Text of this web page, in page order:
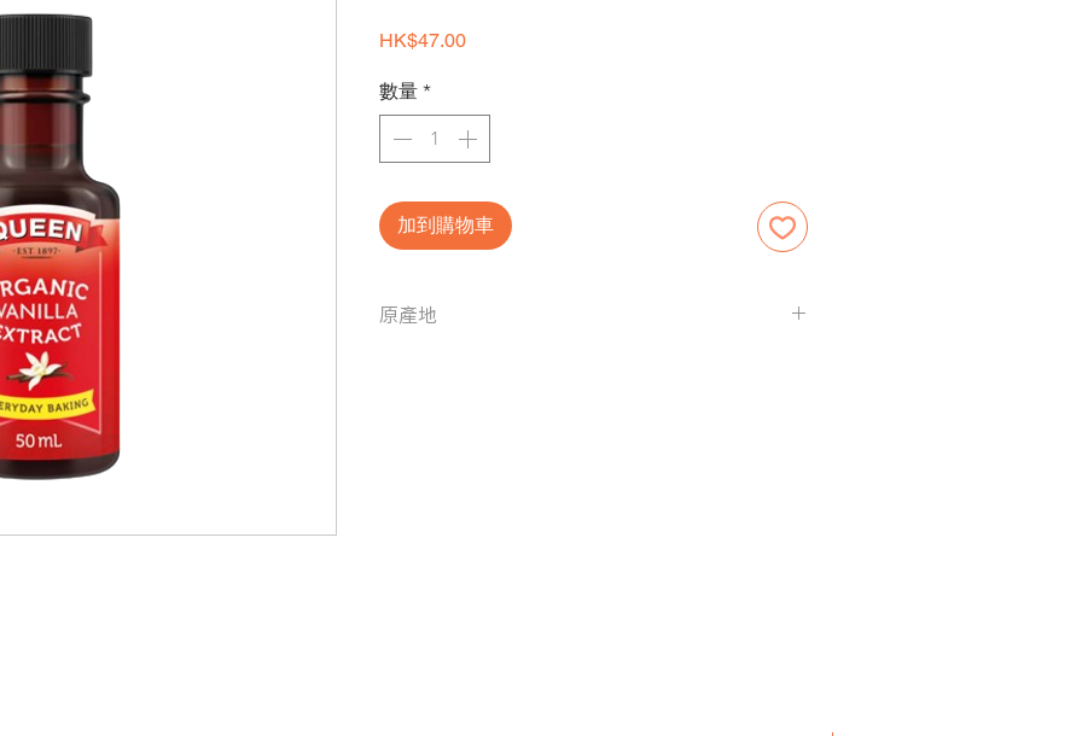
HK$47.00價格
數量 *
加到購物車
原產地